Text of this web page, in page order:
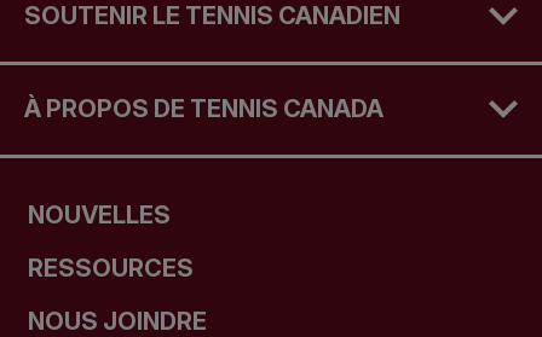
SOUTENIR LE TENNIS CANADIEN
À PROPOS DE TENNIS CANADA
NOUVELLES
RESSOURCES
NOUS JOINDRE